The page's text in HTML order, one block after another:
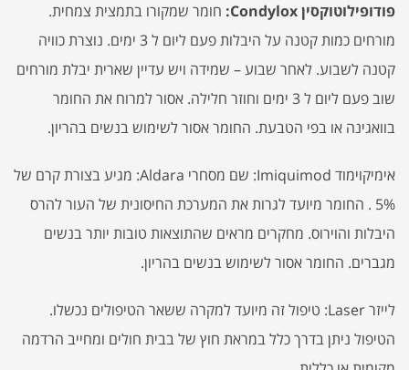
פודופילוטוקסין Condylox:
חומר שמקורו בתמצית צמחית.
מורחים כמות קטנה על היבלות פעם ליום ל 3 ימים. נוצרת כוויה
קטנה לשבוע. לאחר שבוע – שמידה ויש עדיין שארית יבלת מורחים
שוב פעם ליום ל 3 ימים וחוזר חלילה. אסור למרוח את החומר
בוואגינה או בפי הטבעת. החומר אסור לשימוש בנשים בהריון.
אימיקוימוד Imiquimod: שם מסחרי Aldara: מגיע בצורת קרם של
5% . החומר מיועד לגרות את המערכת החיסונית של העור להרס
היבלות והוירוס. מחקרים מראים שהתוצאות טובות יותר בנשים
מגברים. החומר אסור לשימוש בנשים בהריון.
לייזר Laser: טיפול זה מיועד למקרה ששאר הטיפולים נכשלו.
הטיפול ניתן בדרך כלל במראת חוץ של בבית חולים ומחייב הרדמה